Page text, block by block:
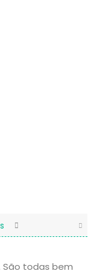
todas bem